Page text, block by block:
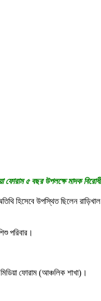
ফোরাম ৫ বছর উপলক্ষে মাদক
উপস্থিত ছিলেন
পরিবার।
ফোরাম (আঞ্চলিক শাখা)।